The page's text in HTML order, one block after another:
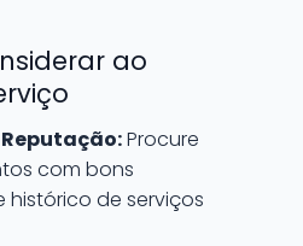
ao
Procure
com bons
histórico de serviços